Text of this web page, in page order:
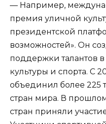
— Например,
премия уличной
президентской
возможностей». Он
поддержки талантов
культуры и спорта. С
объединил более 225
стран мира. В
стран приняли